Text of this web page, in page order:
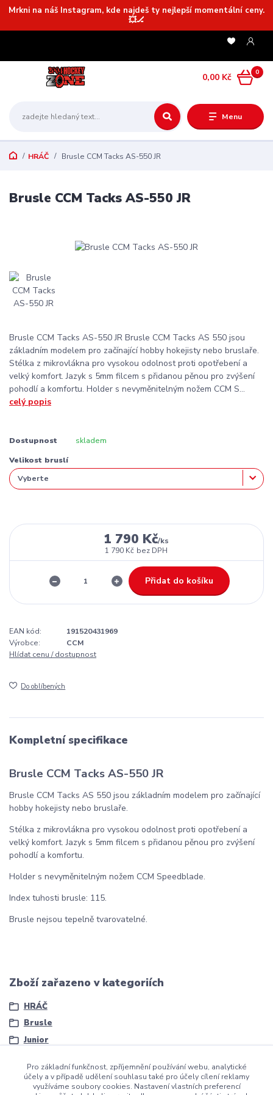
Mrkni na náš Instagram, kde najdeš ty nejlepší momentální ceny.
💥🏒
Menu
0
0,00 Kč
HRÁČ Brusle CCM Tacks AS-550 JR
Brusle CCM Tacks AS-550 JR
Brusle CCM Tacks AS-550 JR Brusle CCM Tacks AS 550 jsou
základním modelem pro začínající hobby hokejisty nebo bruslaře.
Stélka z mikrovlákna pro vysokou odolnost proti opotřebení a
velký komfort. Jazyk s 5mm filcem s přidanou pěnou pro zvýšení
pohodlí a komfortu. Holder s nevyměnitelným nožem CCM S...
celý popis
Dostupnost skladem
Velikost bruslí
1 790 Kč/ks
1 790 Kč bez DPH
Přidat do košíku
EAN kód:
191520431969
Výrobce:
CCM
Hlídat cenu / dostupnost
Do oblíbených
Kompletní specifikace
Brusle CCM Tacks AS-550 JR
Brusle CCM Tacks AS 550 jsou základním modelem pro začínající
hobby hokejisty nebo bruslaře.
Stélka z mikrovlákna pro vysokou odolnost proti opotřebení a
velký komfort. Jazyk s 5mm filcem s přidanou pěnou pro zvýšení
pohodlí a komfortu.
Holder s nevyměnitelným nožem CCM Speedblade.
Index tuhosti brusle: 115.
Brusle nejsou tepelně tvarovatelné.
Zboží zařazeno v kategoriích
HRÁČ
Brusle
Junior
Pro základní funkčnost, zpříjemnění používání webu, analytické
účely a v případě udělení souhlasu také pro účely cílení reklamy
využíváme soubory cookies. Nastavení vlastních preferencí